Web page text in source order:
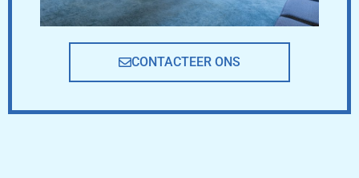
CONTACTEER ONS